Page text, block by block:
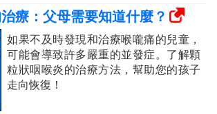
療：父母需要知道什麼？
如果不及時發現和治療喉嚨痛的兒童，
可能會導致許多嚴重的並發症。了解顆
粒狀咽喉炎的治療方法，幫助您的孩子
走向恢復！